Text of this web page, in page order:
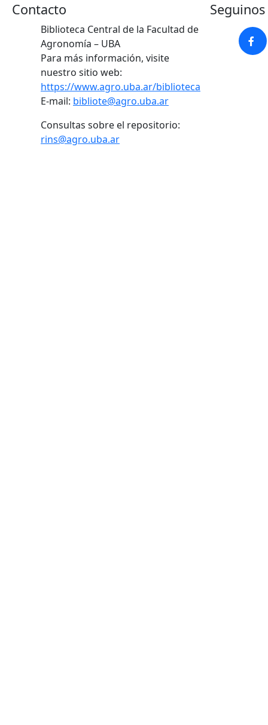
Contacto
Biblioteca Central de la Facultad de
Agronomía – UBA
Para más información, visite
nuestro sitio web:
https://www.agro.uba.ar/biblioteca
E-mail: bibliote@agro.uba.ar
Consultas sobre el repositorio:
rins@agro.uba.ar